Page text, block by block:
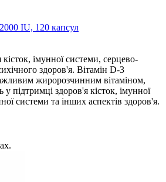
IU, 120 капсул
імунної системи, серцево-
здоров'я. Вітамін D-3
жиророзчинним вітаміном,
підтримці здоров'я кісток, імунної
системи та інших аспектів здоров'я.